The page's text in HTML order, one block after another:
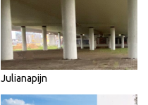
Julianapijn